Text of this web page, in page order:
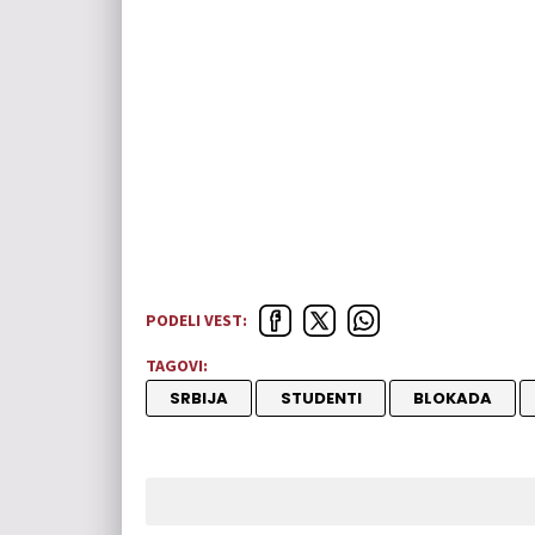
PODELI VEST:
TAGOVI:
SRBIJA STUDENTI BLOKADA